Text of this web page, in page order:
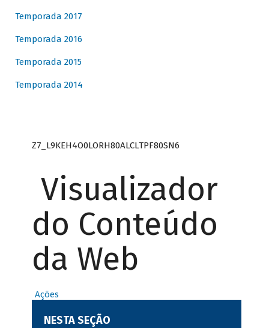
Temporada 2017
Temporada 2016
Temporada 2015
Temporada 2014
Z7_L9KEH4O0LORH80ALCLTPF80SN6
Visualizador
do Conteúdo
da Web
Ações
NESTA SEÇÃO